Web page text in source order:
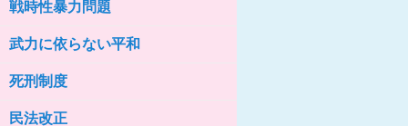
戦時性暴力問題
武力に依らない平和
死刑制度
民法改正